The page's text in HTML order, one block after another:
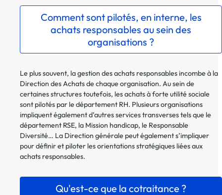
Comment sont pilotés, en interne, les
achats responsables au sein des
organisations ?
Le plus souvent, la gestion des achats responsables incombe à la
Direction des Achats de chaque organisation. Au sein de
certaines structures toutefois, les achats à forte utilité sociale
sont pilotés par le département RH. Plusieurs organisations
impliquent également d’autres services transverses tels que le
département RSE, la Mission handicap, le Responsable
Diversité… La Direction générale peut également s’impliquer
pour définir et piloter les orientations stratégiques liées aux
achats responsables.
Qu'est-ce que la cotraitance ?